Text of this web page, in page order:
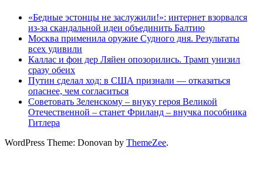
«Бедные эстонцы не заслужили!»: интернет взорвался
из-за скандальной идеи объединить Балтию
Москва применила оружие Судного дня. Результаты
всех удивили
Каллас и фон дер Ляйен опозорились. Трамп унизил
сразу обеих
Путин сделал ход: в США признали — отказаться
опаснее, чем согласиться
Советовать Зеленскому – внуку героя Великой
Отечественной – станет Фриланд – внучка пособника
Гитлера
WordPress Theme: Donovan by ThemeZee.